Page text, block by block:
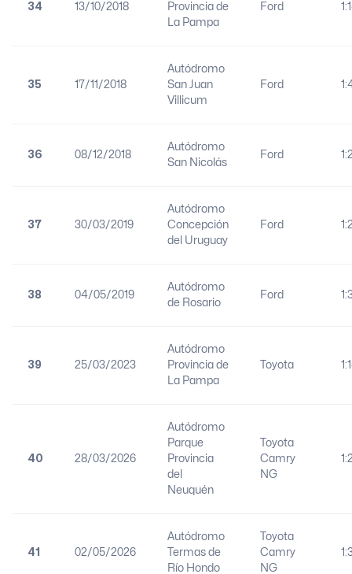
34 13/10/2018
Provincia de
La Pampa
Ford
35 17/11/2018
Autódromo
San Juan
Villicum
Ford
36 08/12/2018
Autódromo
San Nicolás
Ford
37 30/03/2019
Autódromo
Concepción
del Uruguay
Ford
38 04/05/2019
Autódromo
de Rosario
Ford
39 25/03/2023
Autódromo
Provincia de
La Pampa
Toyota
40 28/03/2026
Autódromo
Parque
Provincia
del
Neuquén
Toyota
Camry
NG
41 02/05/2026
Autódromo
Termas de
Río Hondo
Toyota
Camry
NG